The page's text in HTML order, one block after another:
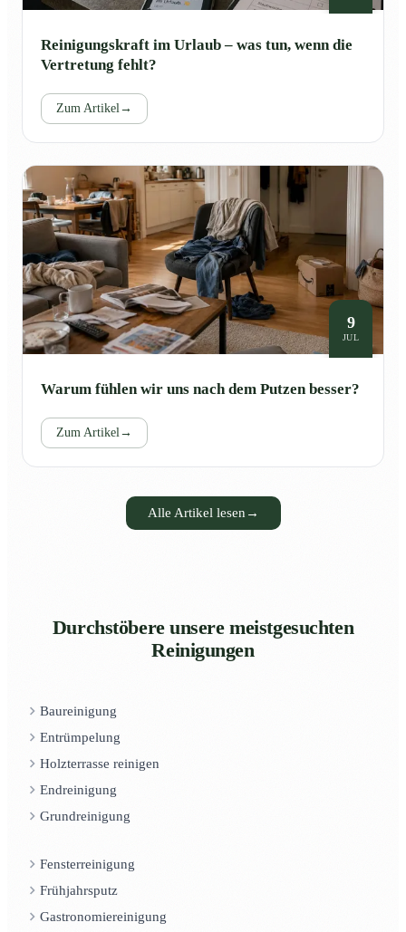
Reinigungskraft im Urlaub – was tun, wenn die
Vertretung fehlt?
Zum Artikel →
9
JUL
Warum fühlen wir uns nach dem Putzen besser?
Zum Artikel →
Alle Artikel lesen →
Durchstöbere unsere meistgesuchten
Reinigungen
Baureinigung
Entrümpelung
Holzterrasse reinigen
Endreinigung
Grundreinigung
Fensterreinigung
Frühjahrsputz
Gastronomiereinigung